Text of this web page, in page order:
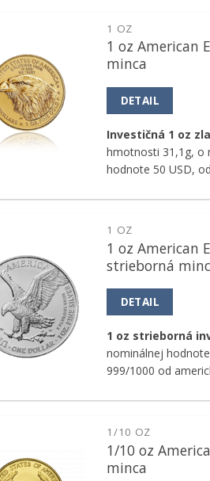
Pridať k
obľúbeným
1 OZ
1 oz American
minca
DETAIL
Investičná 1 oz
hmotnosti 31,1g, o
hodnote 50 USD,
Pridať k
obľúbeným
1 OZ
1 oz American
strieborná
DETAIL
1 oz strieborná
nominálnej
999/1000 od
Pridať k
obľúbeným
1/10 OZ
1/10 oz
minca